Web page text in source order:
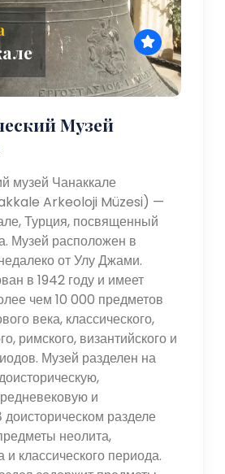
Музей
музей Чанаккале
Arkeoloji Müzesi) —
Турция, посвященный
Музей расположен в
от Улу Джами.
в 1942 году и имеет
чем 10 000 предметов
века, классического,
римского, византийского и
Музей разделен на
и
разделе
неолита,
и классического периода.